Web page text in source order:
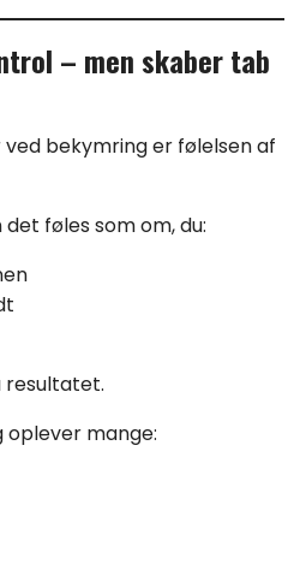
– men skaber tab
ved bekymring er følelsen af
føles som om, du:
oplever mange: